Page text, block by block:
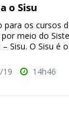
o Sisu
para os cursos
meio do
Sisu. O Sisu é
19 14h46